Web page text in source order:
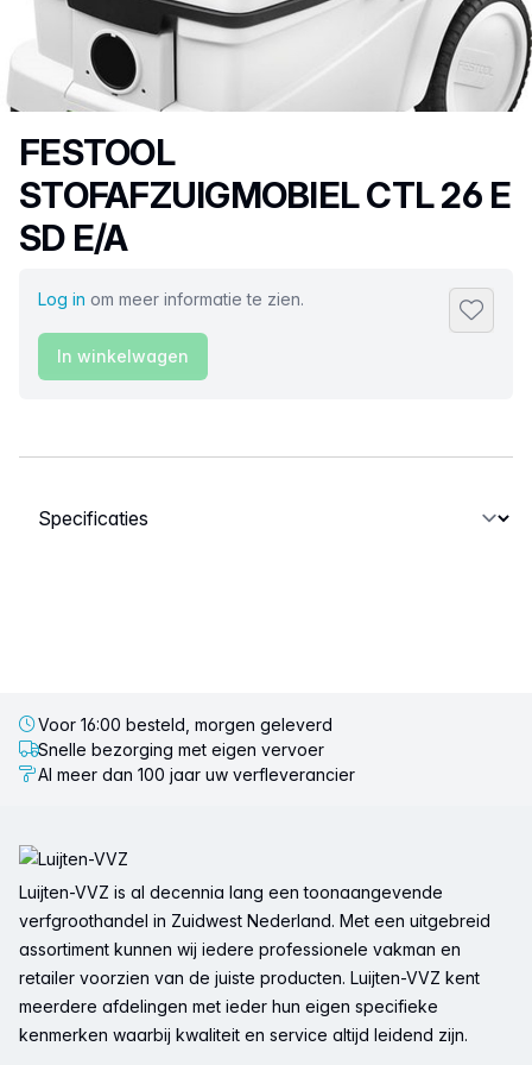
Productnaam
FESTOOL
STOFAFZUIGMOBIEL CTL 26 E
SD E/A
Log in om meer informatie te zien.
In winkelwagen
Selecteer een tabblad
Voor 16:00 besteld, morgen geleverd
Snelle bezorging met eigen vervoer
Al meer dan 100 jaar uw verfleverancier
Luijten-VVZ is al decennia lang een toonaangevende
verfgroothandel in Zuidwest Nederland. Met een uitgebreid
assortiment kunnen wij iedere professionele vakman en
retailer voorzien van de juiste producten. Luijten-VVZ kent
meerdere afdelingen met ieder hun eigen specifieke
kenmerken waarbij kwaliteit en service altijd leidend zijn.